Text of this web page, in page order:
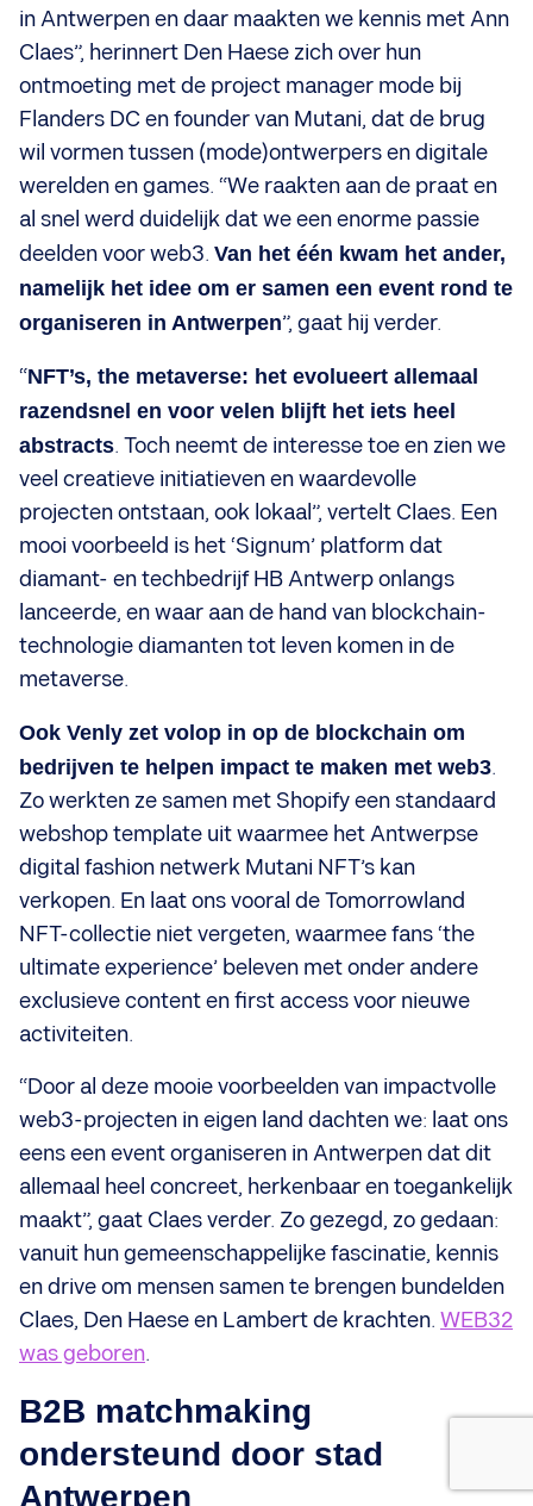
in Antwerpen en daar maakten we kennis met Ann
Claes”, herinnert Den Haese zich over hun
ontmoeting met de project manager mode bij
Flanders DC en founder van Mutani, dat de brug
wil vormen tussen (mode)ontwerpers en digitale
werelden en games. “We raakten aan de praat en
al snel werd duidelijk dat we een enorme passie
deelden voor web3. Van het één kwam het ander,
namelijk het idee om er samen een event rond te
organiseren in Antwerpen”, gaat hij verder.
“NFT’s, the metaverse: het evolueert allemaal
razendsnel en voor velen blijft het iets heel
abstracts. Toch neemt de interesse toe en zien we
veel creatieve initiatieven en waardevolle
projecten ontstaan, ook lokaal”, vertelt Claes. Een
mooi voorbeeld is het ‘Signum’ platform dat
diamant- en techbedrijf HB Antwerp onlangs
lanceerde, en waar aan de hand van blockchain-
technologie diamanten tot leven komen in de
metaverse.
Ook Venly zet volop in op de blockchain om
bedrijven te helpen impact te maken met web3.
Zo werkten ze samen met Shopify een standaard
webshop template uit waarmee het Antwerpse
digital fashion netwerk Mutani NFT’s kan
verkopen. En laat ons vooral de Tomorrowland
NFT-collectie niet vergeten, waarmee fans ‘the
ultimate experience’ beleven met onder andere
exclusieve content en first access voor nieuwe
activiteiten.
“Door al deze mooie voorbeelden van impactvolle
web3-projecten in eigen land dachten we: laat ons
eens een event organiseren in Antwerpen dat dit
allemaal heel concreet, herkenbaar en toegankelijk
maakt”, gaat Claes verder. Zo gezegd, zo gedaan:
vanuit hun gemeenschappelijke fascinatie, kennis
en drive om mensen samen te brengen bundelden
Claes, Den Haese en Lambert de krachten. WEB32
was geboren.
B2B matchmaking
ondersteund door stad
Antwerpen